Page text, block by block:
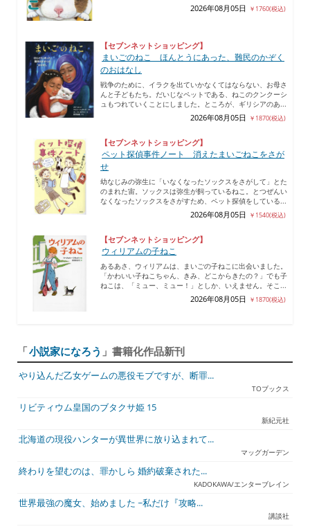
2026年08月05日 ￥1760(税込)
【セブンネットショッピング】
まいごのねこ ほんとうにあった、難民のかぞく
のおはなし
戦争のために、イラクを出ていかなくてはならない、お母さ
んと子どもたち。だいじなペットである、ねこのクンクーシ
ュもつれていくことにしました。ところが、ギリシアのあ...
2026年08月05日 ￥1870(税込)
【セブンネットショッピング】
ペット探偵事件ノート 消えたまいごねこをさが
せ
幼なじみの弥生に「いなくなったソックスをさがして」とた
のまれた宙。ソックスは弥生が飼っているねこ。とつぜんい
なくなったソックスをさがすため、ペット探偵をしている...
2026年08月05日 ￥1540(税込)
【セブンネットショッピング】
ウィリアムの子ねこ
あるあさ、ウィリアムは、まいごの子ねこに出会いました。
「かわいい子ねこちゃん、きみ、どこからきたの？」でも子
ねこは、「ミュー、ミュー！」としか、いえません。そこ...
2026年08月05日 ￥1870(税込)
「小説家になろう 」書籍化作品新刊
やり込んだ乙女ゲームの悪役モブですが、断罪...
TOブックス
リビティウム皇国のブタクサ姫 15
新紀元社
北海道の現役ハンターが異世界に放り込まれて...
マッグガーデン
終わりを望むのは、罪かしら 婚約破棄された...
KADOKAWA/エンターブレイン
世界最強の魔女、始めました ~私だけ『攻略...
講談社